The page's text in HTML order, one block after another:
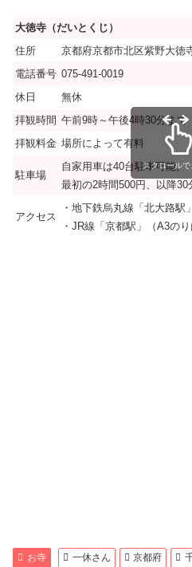
大徳寺（だいとくじ）
住所
京都府京都市北区紫野大徳
電話番号 075-491-0019
休日
無休
拝観時間 午前9時～午後4時30分まで
拝観料金 場所によって有料
駐車場
自家用車は40台駐車可能。
最初の2時間500円、以降30
アクセス
・地下鉄烏丸線「北大路
・JR線「京都駅」（A3の
スクロールで
お寺 一休さん 京都府